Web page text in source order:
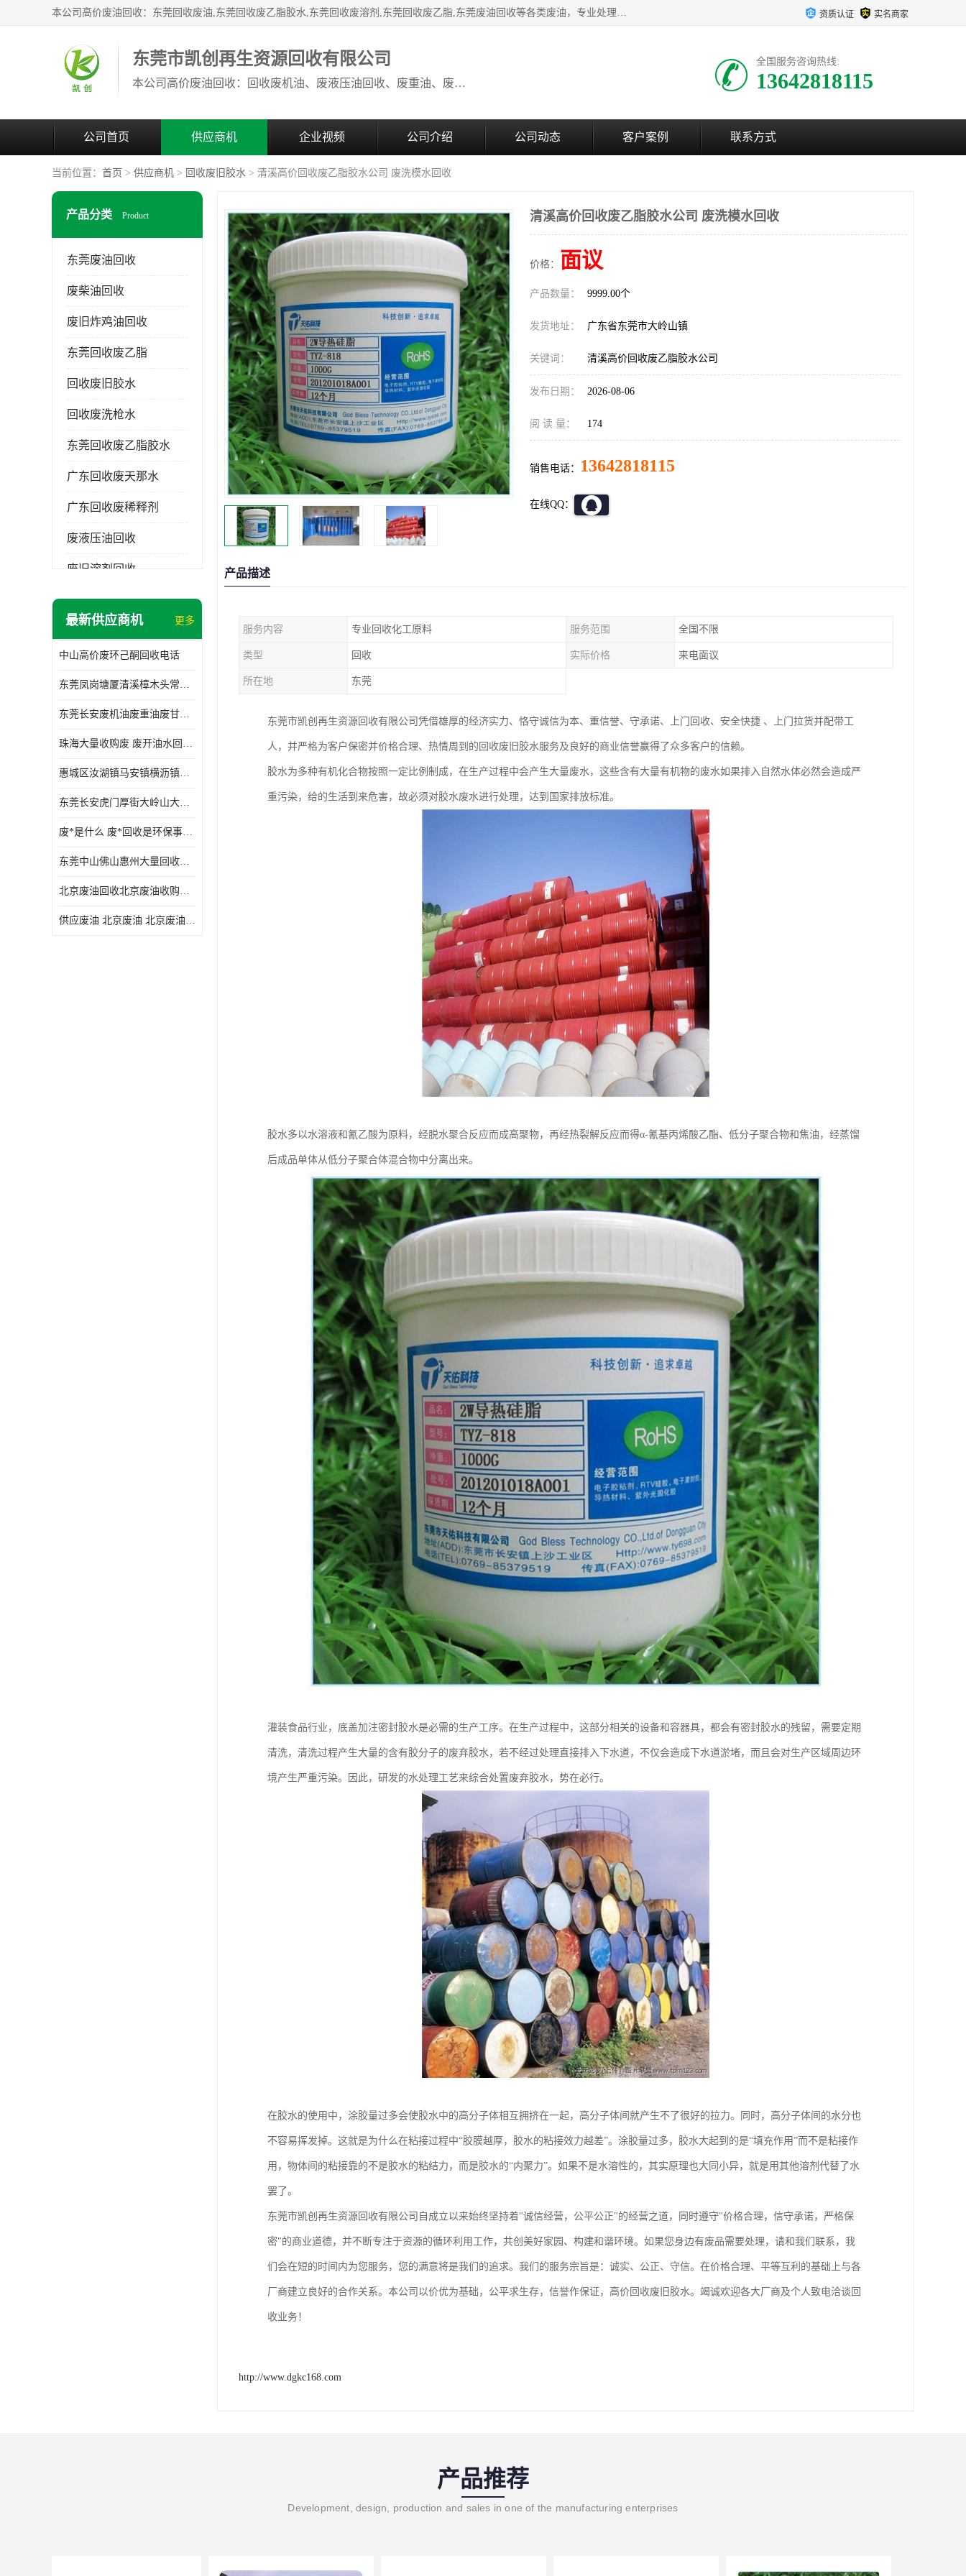
本公司高价废油回收：东莞回收废油,东莞回收废乙脂胶水,东莞回收废溶剂,东莞回收废乙脂,东莞废油回收等各类废油，专业处理从事化工产品研发与销售的综合型高科技服务性企业。我公司自成立以来，一直秉承“科技创新，立足诚信，感恩于心”的理念，力求设计与客户合作共赢的局面。在广大新老客户的大力支持下，我公司员工经过不懈努力，公司已快速发展成为国内知名化工企业。 资质认证 实名商家
东莞市凯创再生资源回收有限公司
本公司高价废油回收：回收废机油、废液压油回收、废重油、废食用油回收、废导热油、废、废油漆、废UV光油、废清、废白矿油、废变压器油
全国服务咨询热线:
13642818115
公司首页 供应商机 企业视频 公司介绍 公司动态 客户案例 联系方式
当前位置： 首页 > 供应商机 > 回收废旧胶水 > 清溪高价回收废乙脂胶水公司 废洗模水回收
产品分类 Product
东莞废油回收
废柴油回收
废旧炸鸡油回收
东莞回收废乙脂
回收废旧胶水
回收废洗枪水
东莞回收废乙脂胶水
广东回收废天那水
广东回收废稀释剂
废液压油回收
废旧溶剂回收
东莞回收废溶剂
废三氯乙烯回收
废混合溶剂回收
最新供应商机 更多
中山高价废环己酮回收电话
东莞凤岗塘厦清溪樟木头常平废液压油 废火花机油 废 废切削油 废齿轮油 废导轨油 废螺杆油
东莞长安废机油废重油废甘油废矿物油废燃料油废废润滑油废火花机油废油废齿轮油
珠海大量收购废 废开油水回收废酒精废废乙酯胶水废洗枪水废开油水废二废三氯丁脂乙脂废甲
惠城区汝湖镇马安镇横沥镇芦洲镇 惠阳新圩镇镇镇沙田镇废机油废液压油废润滑油废废火花机油废白电油废废齿轮油废白矿油废变压器油废燃料油
东莞长安虎门厚街大岭山大量回收废开油水废洗枪水废稀释剂
废*是什么 废*回收是环保事业吗
东莞中山佛山惠州大量回收废机油，废液压油，废润滑油，废，废火花机油，废白电油，废，废齿轮油，废白矿油，废变压器油，废燃料油，废切削油
北京废油回收北京废油收购再生注意的事项
供应废油 北京废油 北京废油回收 废油收购
清溪高价回收废乙脂胶水公司 废洗模水回收
价格： 面议
产品数量： 9999.00个
发货地址： 广东省东莞市大岭山镇
关键词： 清溪高价回收废乙脂胶水公司
发布日期： 2026-08-06
阅 读 量： 174
销售电话： 13642818115
在线QQ：
产品描述
服务内容 专业回收化工原料 服务范围 全国不限
类型 回收 实际价格 来电面议
所在地 东莞
东莞市凯创再生资源回收有限公司凭借雄厚的经济实力、恪守诚信为本、重信誉、守承诺、上门回收、安全快捷 、上门拉货并配带工
人，并严格为客户保密并价格合理、热情周到的回收废旧胶水服务及良好的商业信誉赢得了众多客户的信赖。
胶水为多种有机化合物按照一定比例制成，在生产过程中会产生大量废水，这些含有大量有机物的废水如果排入自然水体必然会造成严
重污染，给的生活到来危害，故必须对胶水废水进行处理，达到国家排放标准。
胶水多以水溶液和氰乙酸为原料，经脱水聚合反应而成高聚物，再经热裂解反应而得α-氰基丙烯酸乙酯、低分子聚合物和焦油，经蒸馏
后成品单体从低分子聚合体混合物中分离出来。
灌装食品行业，底盖加注密封胶水是必需的生产工序。在生产过程中，这部分相关的设备和容器具，都会有密封胶水的残留，需要定期
清洗，清洗过程产生大量的含有胶分子的废弃胶水，若不经过处理直接排入下水道，不仅会造成下水道淤堵，而且会对生产区域周边环
境产生严重污染。因此，研发的水处理工艺来综合处置废弃胶水，势在必行。
在胶水的使用中，涂胶量过多会使胶水中的高分子体相互拥挤在一起，高分子体间就产生不了很好的拉力。同时，高分子体间的水分也
不容易挥发掉。这就是为什么在粘接过程中“胶膜越厚，胶水的粘接效力越差”。涂胶量过多，胶水大起到的是“填充作用”而不是粘接作
用，物体间的粘接靠的不是胶水的粘结力，而是胶水的“内聚力”。如果不是水溶性的，其实原理也大同小异，就是用其他溶剂代替了水
罢了。
东莞市凯创再生资源回收有限公司自成立以来始终坚持着"诚信经营，公平公正"的经营之道，同时遵守"价格合理，信守承诺，严格保
密"的商业道德，并不断专注于资源的循环利用工作，共创美好家园、构建和谐环境。如果您身边有废品需要处理，请和我们联系，我
们会在短的时间内为您服务，您的满意将是我们的追求。我们的服务宗旨是：诚实、公正、守信。在价格合理、平等互利的基础上与各
厂商建立良好的合作关系。本公司以价优为基础，公平求生存，信誉作保证，高价回收废旧胶水。竭诚欢迎各大厂商及个人致电洽谈回
收业务！
http://www.dgkc168.com
产品推荐
Development, design, production and sales in one of the manufacturing enterprises